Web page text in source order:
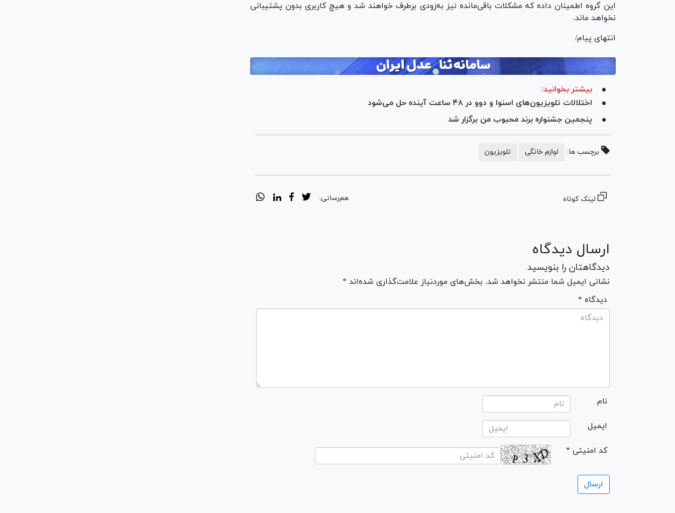
این گروه اطمینان داده که مشکلات باقی‌مانده نیز به‌زودی برطرف خواهند شد و هیچ کاربری بدون پشتیبانی
نخواهد ماند.
انتهای پیام/
بیشتر بخوانید:
اختلالات تلویزیون‌های اسنوا و دوو در ۴۸ ساعت آینده حل می‌شود
پنجمین جشنواره برند محبوب من برگزار شد
برچسب ها: لوازم خانگی تلویزیون
لینک کوتاه هم‌رسانی:
ارسال دیدگاه
دیدگاهتان را بنویسید
نشانی ایمیل شما منتشر نخواهد شد. بخش‌های موردنیاز علامت‌گذاری شده‌اند *
* دیدگاه
نام
ایمیل
* کد امنیتی